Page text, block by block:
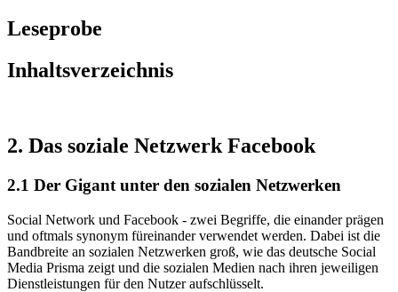
Leseprobe
Inhaltsverzeichnis
2. Das soziale Netzwerk Facebook
2.1 Der Gigant unter den sozialen Netzwerken
Social Network und Facebook - zwei Begriffe, die einander prägen
und oftmals synonym füreinander verwendet werden. Dabei ist die
Bandbreite an sozialen Netzwerken groß, wie das deutsche Social
Media Prisma zeigt und die sozialen Medien nach ihren jeweiligen
Dienstleistungen für den Nutzer aufschlüsselt.